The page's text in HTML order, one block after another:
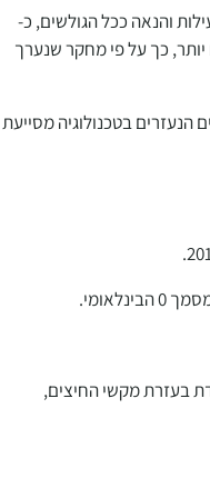
והנאה ככל הגולשים, כ-
יותר, כך על פי מחקר שנערך
הנעזרים בטכנולוגיה מסייעת
בעזרת מקשי החיצים,